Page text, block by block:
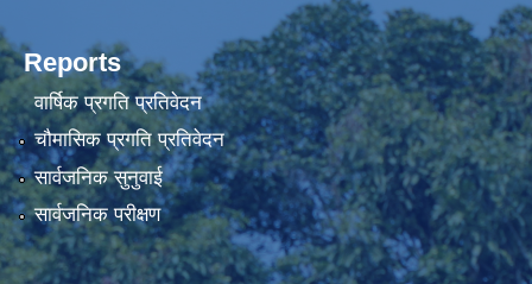
Reports
वार्षिक प्रगति प्रतिवेदन
चौमासिक प्रगति प्रतिवेदन
सार्वजनिक सुनुवाई
सार्वजनिक परीक्षण